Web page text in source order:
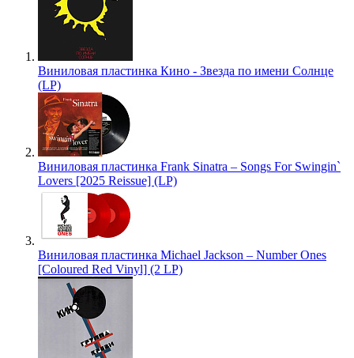
Виниловая пластинка Кино - Звезда по имени Солнце
(LP)
Виниловая пластинка Frank Sinatra – Songs For Swingin`
Lovers [2025 Reissue] (LP)
Виниловая пластинка Michael Jackson – Number Ones
[Coloured Red Vinyl] (2 LP)